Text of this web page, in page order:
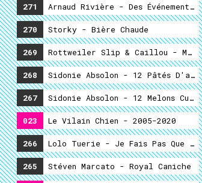
271 Arnaud Rivière - Des Événements
270 Storky - Bière Chaude
269 Rottweiler Slip & Caillou -
268 Sidonie Absolon - 12 Pâtés
267 Sidonie Absolon - 12 Melons
023 Le Vilain Chien - 2005-2020
266 Lolo Tuerie - Je Fais Pas Que Les
265 Stéven Marcato - Royal Caniche